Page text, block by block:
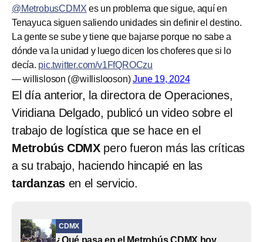
@MetrobusCDMX es un problema que sigue, aquí en
Tenayuca siguen saliendo unidades sin definir el destino.
La gente se sube y tiene que bajarse porque no sabe a
dónde va la unidad y luego dicen los choferes que si lo
decía. pic.twitter.com/v1FfQROCzu
— willisloson (@willislooson)June 19, 2024
El día anterior, la directora de Operaciones,
Viridiana Delgado, publicó un video sobre el
trabajo de logística que se hace en el
Metrobús CDMX pero fueron más las críticas
a su trabajo, haciendo hincapié en las
tardanzas en el servicio.
CDMX
¿Qué pasa en el Metrobús CDMX hoy